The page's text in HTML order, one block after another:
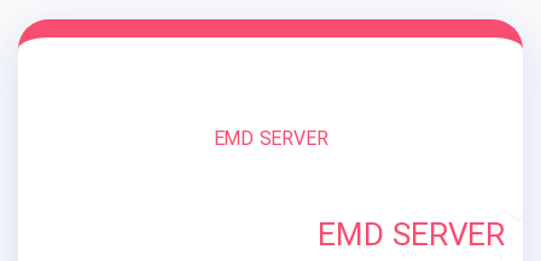
EMD SERVER
EMD SERVER